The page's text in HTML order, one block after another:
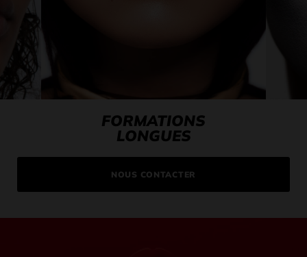
FORMATIONS
LONGUES
NOUS CONTACTER